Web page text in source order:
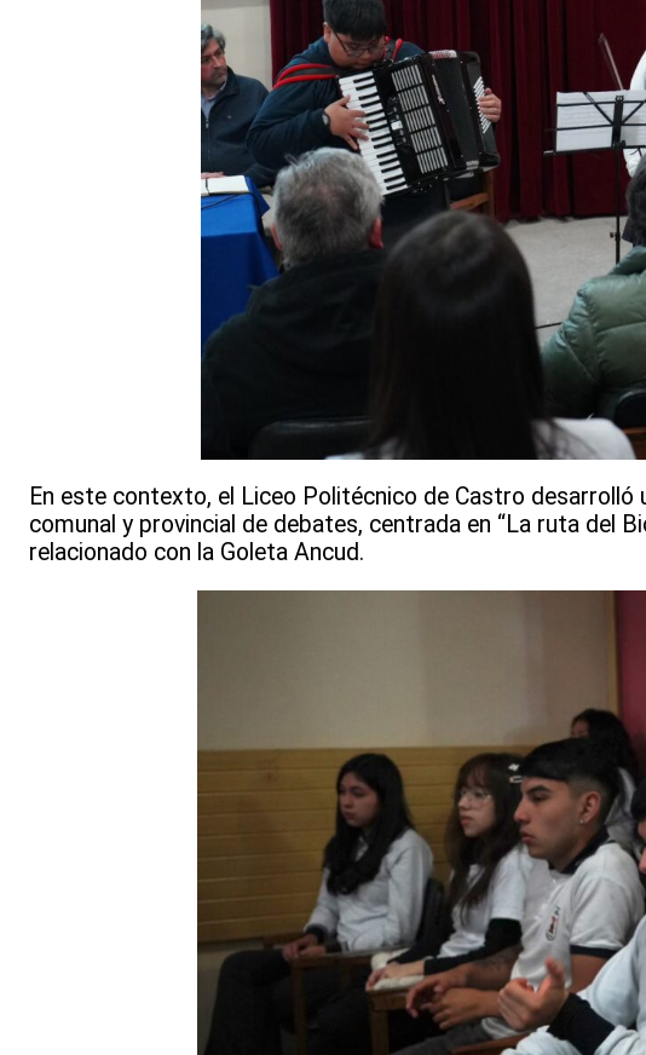
En este contexto, el Liceo Politécnico de Castro
comunal y provincial de debates, centrada en “La ruta del
relacionado con la Goleta Ancud.